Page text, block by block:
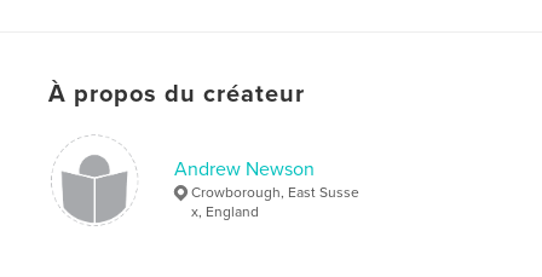
À propos du créateur
Andrew Newson
Crowborough, East Susse
x, England